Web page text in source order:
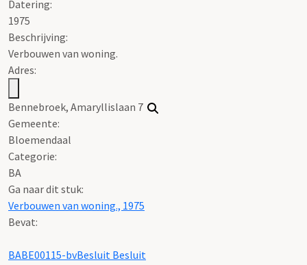
Datering:
1975
Beschrijving:
Verbouwen van woning.
Adres:
Bennebroek, Amaryllislaan 7
Gemeente:
Bloemendaal
Categorie:
BA
Ga naar dit stuk:
Verbouwen van woning., 1975
Bevat:
BABE00115-bvBesluit Besluit